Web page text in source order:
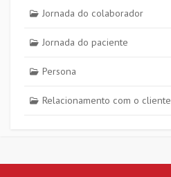
Jornada do colaborador
Jornada do paciente
Persona
Relacionamento com o cliente